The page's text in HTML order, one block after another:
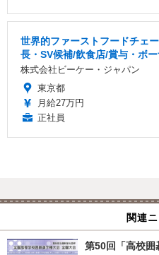
世界的ファーストフードチェ
長・SV候補/飲食店/賞与・ボー
株式会社ビーケー・ジャパン
東京都
月給27万円
正社員
関連
第50回「高校囲